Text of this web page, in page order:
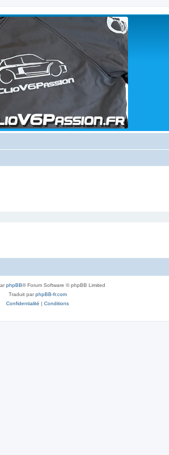
phpBB® Forum Software © phpBB Limited
Traduit parphpBB-fr.com
Confidentialité | Conditions